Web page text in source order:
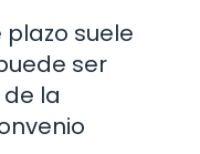
plazo suele
ser
la